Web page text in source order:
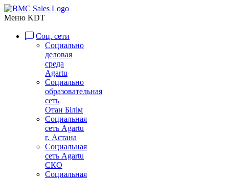
Меню KDT
Соц. сети
Социально
деловая
среда
Agartu
Социально
образовательная
сеть
Отан Бiлiм
Социальная
сеть Agartu
г. Астана
Социальная
сеть Agartu
СКО
Социальная